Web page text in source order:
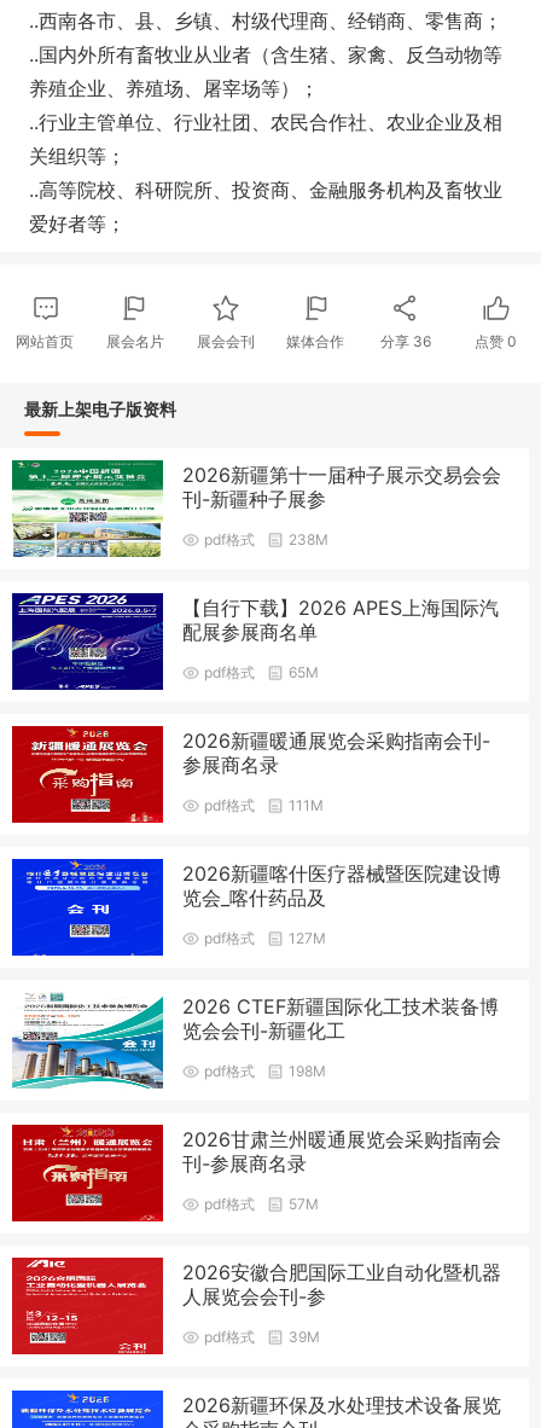
..西南各市、县、乡镇、村级代理商、经销商、零售商；
..国内外所有畜牧业从业者（含生猪、家禽、反刍动物等
养殖企业、养殖场、屠宰场等）；
..行业主管单位、行业社团、农民合作社、农业企业及相
关组织等；
..高等院校、科研院所、投资商、金融服务机构及畜牧业
爱好者等；
网站首页 展会名片 展会会刊 媒体合作 分享 36 点赞0
最新上架电子版资料
2026新疆第十一届种子展示交易会会
刊-新疆种子展参
pdf格式 238M
【自行下载】2026 APES上海国际汽
配展参展商名单
pdf格式 65M
2026新疆暖通展览会采购指南会刊-
参展商名录
pdf格式 111M
2026新疆喀什医疗器械暨医院建设博
览会_喀什药品及
pdf格式 127M
2026 CTEF新疆国际化工技术装备博
览会会刊-新疆化工
pdf格式 198M
2026甘肃兰州暖通展览会采购指南会
刊-参展商名录
pdf格式 57M
2026安徽合肥国际工业自动化暨机器
人展览会会刊-参
pdf格式 39M
2026新疆环保及水处理技术设备展览